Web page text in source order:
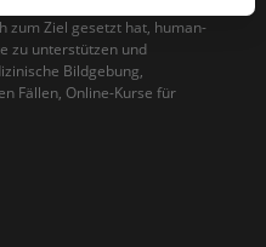
zum Ziel gesetzt hat, human-
zu unterstützen und
Bildgebung,
Fällen, Online-Kurse für